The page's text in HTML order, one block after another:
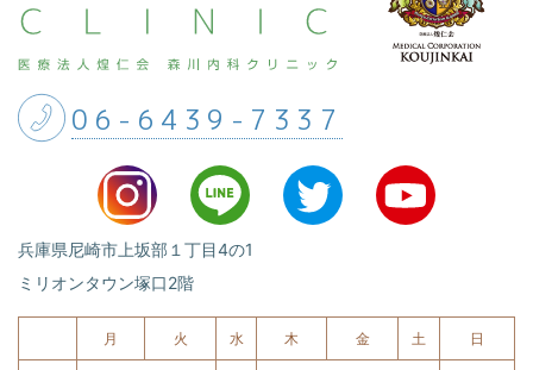
06-6439-7337
兵庫県尼崎市上坂部１丁目4の1
ミリオンタウン塚口2階
月 火 水 木 金 土 日